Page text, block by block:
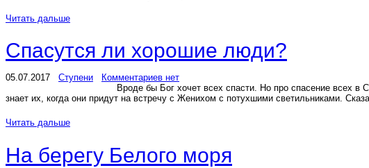
Читать дальше
Спасутся ли хорошие люди?
05.07.2017 Ступени
Комментариев нет
Вроде бы Бог хочет всех спасти. Но про спасение всех в
знает их, когда они придут на встречу с Женихом с потухшими светильниками.
Читать дальше
На берегу Белого моря